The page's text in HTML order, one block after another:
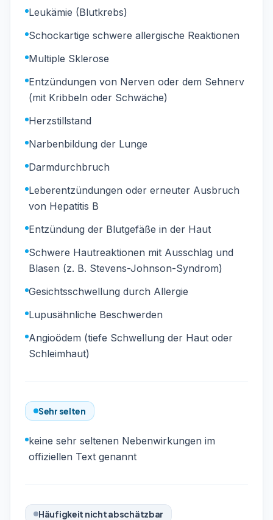
Leukämie (Blutkrebs)
Schockartige schwere allergische Reaktionen
Multiple Sklerose
Entzündungen von Nerven oder dem Sehnerv
(mit Kribbeln oder Schwäche)
Herzstillstand
Narbenbildung der Lunge
Darmdurchbruch
Leberentzündungen oder erneuter Ausbruch
von Hepatitis B
Entzündung der Blutgefäße in der Haut
Schwere Hautreaktionen mit Ausschlag und
Blasen (z. B. Stevens-Johnson-Syndrom)
Gesichtsschwellung durch Allergie
Lupusähnliche Beschwerden
Angioödem (tiefe Schwellung der Haut oder
Schleimhaut)
Sehr selten
keine sehr seltenen Nebenwirkungen im
offiziellen Text genannt
Häufigkeit nicht abschätzbar